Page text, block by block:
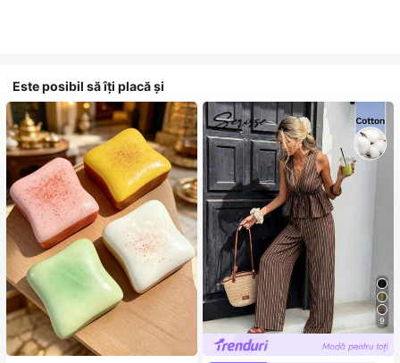
Este posibil să îți placă și
9